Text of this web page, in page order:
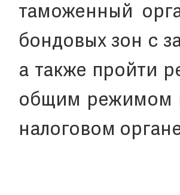
таможенный
бондовых зон с
а также пройти
общим режимом
налоговом